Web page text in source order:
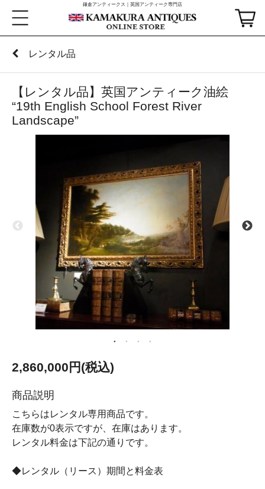
鎌倉アンティークス｜英国アンティーク専門店
レンタル品
【レンタル品】英国アンティーク油絵
“19th English School Forest River
Landscape”
2,860,000円(税込)
商品説明
こちらはレンタル専用商品です。
在庫数が0表示ですが、在庫はあります。
レンタル料金は下記の通りです。
◆レンタル（リース）期間と料金表